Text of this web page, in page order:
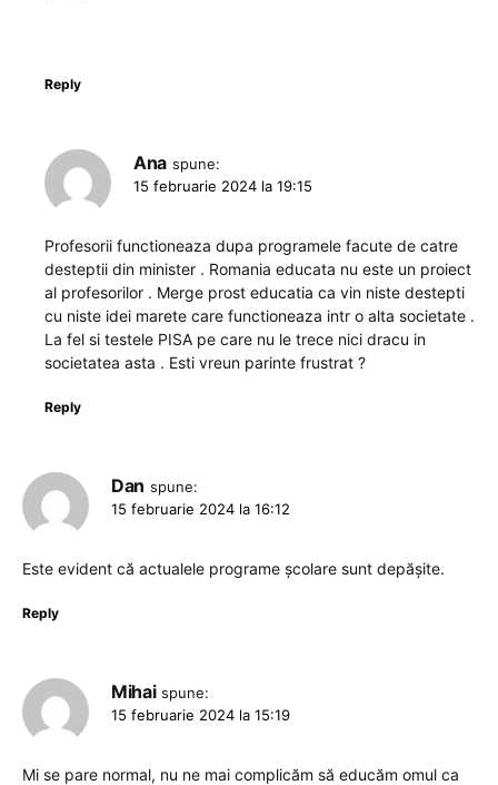
Reply
Ana spune:
15 februarie 2024 la 19:15
Profesorii functioneaza dupa programele facute de catre
desteptii din minister . Romania educata nu este un proiect
al profesorilor . Merge prost educatia ca vin niste destepti
cu niste idei marete care functioneaza intr o alta societate .
La fel si testele PISA pe care nu le trece nici dracu in
societatea asta . Esti vreun parinte frustrat ?
Reply
Dan spune:
15 februarie 2024 la 16:12
Este evident că actualele programe școlare sunt depășite.
Reply
Mihai spune:
15 februarie 2024 la 15:19
Mi se pare normal, nu ne mai complicăm să educăm omul ca